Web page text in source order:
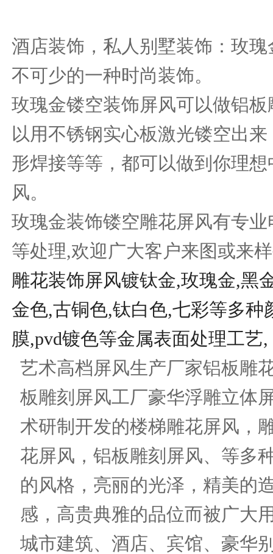
酒店装饰，私人别墅装饰：玫
不可少的一种时尚装饰。
玫瑰金镂空装饰屏风可以做铝
以用不锈钢实心板激光镂空出
形焊接等等，都可以做到你理
风。
玫瑰金装饰镂空雕花屏风有专业
等处理,欢迎广大客户来图或来
雕花装饰屏风镀钛金,玫瑰金,黑
金色,古铜色,钛白色,七彩等多种
膜,pvd镀色等金属表面处理工艺,
艺术高档屏风生产厂家铝板雕
板雕刻屏风工厂豪华浮雕立体
术研制开发的楼梯雕花屏风，
花屏风，铝板雕刻屏风、等多
的风格，亮丽的光泽，精美的
感，高贵典雅的品位而被广大
城市建筑、酒店、宾馆、豪华